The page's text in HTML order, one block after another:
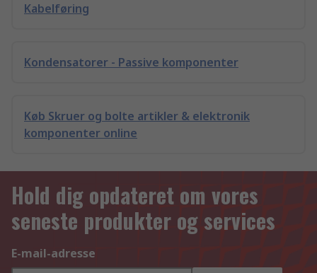
Kabelføring
Kondensatorer - Passive komponenter
Køb Skruer og bolte artikler & elektronik
komponenter online
Hold dig opdateret om vores
seneste produkter og services
E-mail-adresse